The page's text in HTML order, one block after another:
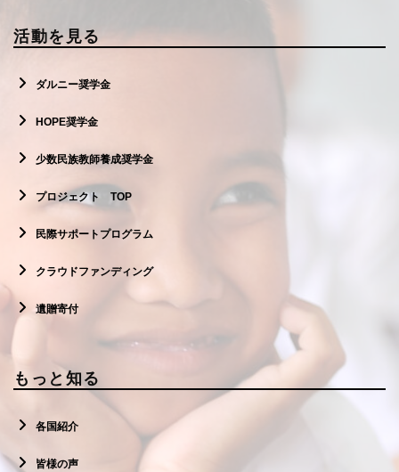
活動を見る
ダルニー奨学金
HOPE奨学金
少数民族教師養成奨学金
プロジェクト TOP
民際サポートプログラム
クラウドファンディング
遺贈寄付
もっと知る
各国紹介
皆様の声